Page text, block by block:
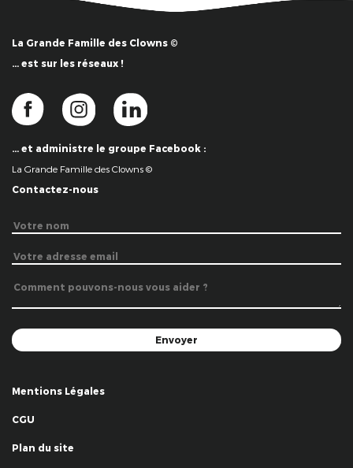
La Grande Famille des Clowns ©
… est sur les réseaux !
… et administre le groupe Facebook :
La Grande Famille des Clowns ©
Contactez-nous
Mentions Légales
CGU
Plan du site